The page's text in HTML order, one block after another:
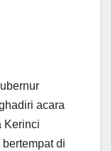
acara
Kerinci
di